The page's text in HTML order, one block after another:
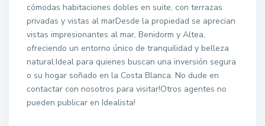
cómodas habitaciones dobles en suite, con terrazas
privadas y vistas al marDesde la propiedad se aprecian
vistas impresionantes al mar, Benidorm y Altea,
ofreciendo un entorno único de tranquilidad y belleza
natural.Ideal para quienes buscan una inversión segura
o su hogar soñado en la Costa Blanca. No dude en
contactar con nosotros para visitar!Otros agentes no
pueden publicar en Idealista!